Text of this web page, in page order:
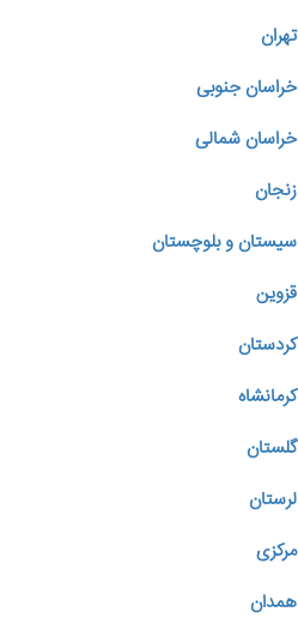
تهران
خراسان جنوبی
خراسان شمالی
زنجان
سیستان و بلوچستان
قزوین
کردستان
کرمانشاه
گلستان
لرستان
مرکزی
همدان